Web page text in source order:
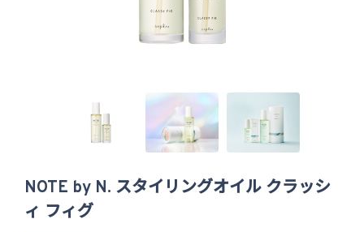
NOTE by N. スタイリングオイル クラッシ
ィ フィグ